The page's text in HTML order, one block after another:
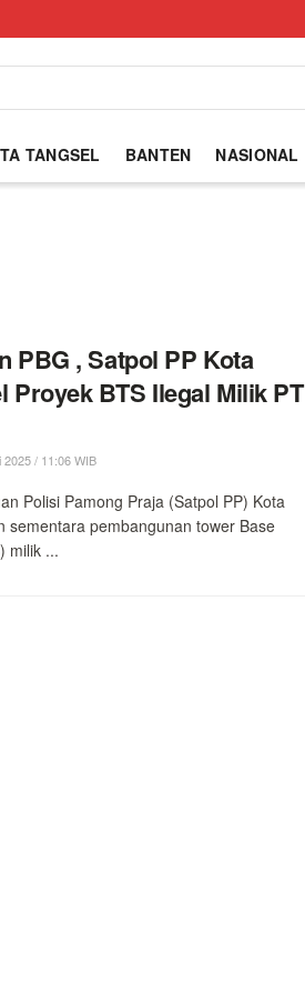
TANGSEL BANTEN NASIONAL
PBG , Satpol PP Kota
Proyek BTS Ilegal Milik PT
/ 11:06 WIB
Polisi Pamong Praja (Satpol PP) Kota
sementara pembangunan tower Base
milik ...